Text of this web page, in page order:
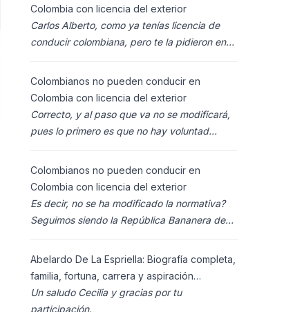
Colombia con licencia del exterior
Carlos Alberto, como ya tenías licencia de
conducir colombiana, pero te la pidieron en
Colombia (s
Colombianos no pueden conducir en
Colombia con licencia del exterior
Correcto, y al paso que va no se modificará,
pues lo primero es que no hay voluntad
ciudadanos n
Colombianos no pueden conducir en
Colombia con licencia del exterior
Es decir, no se ha modificado la normativa?
Seguimos siendo la República Bananera de
Abelardo De La Espriella: Biografía completa,
familia, fortuna, carrera y aspiración
presidencial 2026.
Un saludo Cecilia y gracias por tu
participación.